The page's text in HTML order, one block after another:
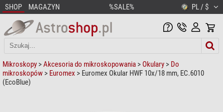
SHOP MAGAZYN %SALE% PL / $
Mikroskopy >Akcesoria do mikroskopowania > Okulary > Do
mikroskopów > Euromex > Euromex Okular HWF 10x/18 mm, EC.6010
(EcoBlue)